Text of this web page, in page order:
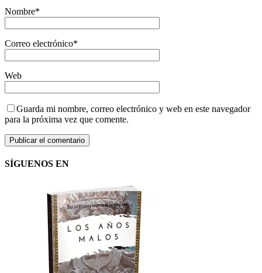
Nombre*
Correo electrónico*
Web
Guarda mi nombre, correo electrónico y web en este navegador
para la próxima vez que comente.
SÍGUENOS EN